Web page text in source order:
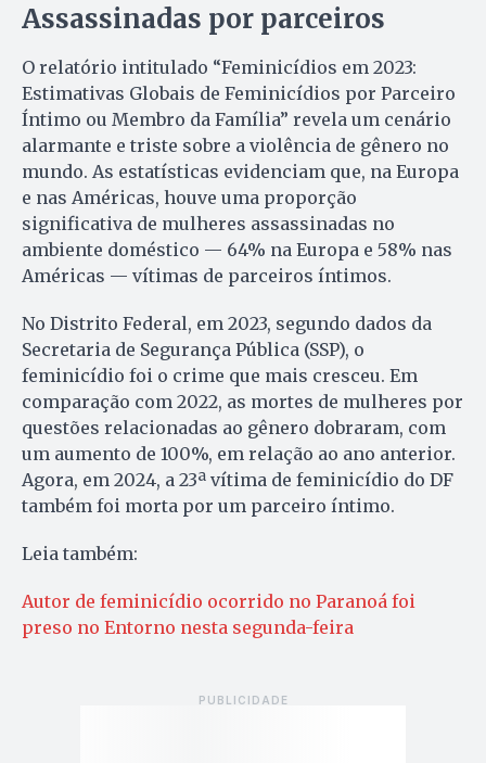
Assassinadas por parceiros
O relatório intitulado “Feminicídios em 2023:
Estimativas Globais de Feminicídios por Parceiro
Íntimo ou Membro da Família” revela um cenário
alarmante e triste sobre a violência de gênero no
mundo. As estatísticas evidenciam que, na Europa
e nas Américas, houve uma proporção
significativa de mulheres assassinadas no
ambiente doméstico — 64% na Europa e 58% nas
Américas — vítimas de parceiros íntimos.
No Distrito Federal, em 2023, segundo dados da
Secretaria de Segurança Pública (SSP), o
feminicídio foi o crime que mais cresceu. Em
comparação com 2022, as mortes de mulheres por
questões relacionadas ao gênero dobraram, com
um aumento de 100%, em relação ao ano anterior.
Agora, em 2024, a 23ª vítima de feminicídio do DF
também foi morta por um parceiro íntimo.
Leia também:
Autor de feminicídio ocorrido no Paranoá foi
preso no Entorno nesta segunda-feira